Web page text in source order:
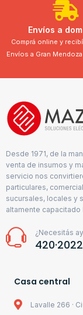
Envíos a
Comprá online y
Envíos a Gran
Desde 1971, de la
venta de insumos y
servicio nos
particulares,
sucursales, locales y
altamente
¿Necesitás
420·2022
Casa central
Lavalle 266 ·